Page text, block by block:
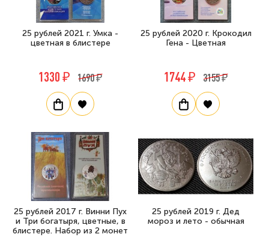
25 рублей 2021 г. Умка -
цветная в блистере
1330 ₽ 1690 ₽
25 рублей 2020 г. Крокодил
Гена - Цветная
1744 ₽ 3155 ₽
25 рублей 2017 г. Винни Пух
и Три богатыря, цветные, в
блистере. Набор из 2 монет
25 рублей 2019 г. Дед
мороз и лето - обычная